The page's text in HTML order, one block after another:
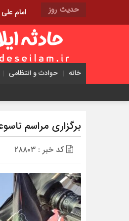
حدیث روز امام علی (ع) می
خانه حوادث و انتظامی
برگزاری مراسم
کد خبر : ۲۸۸۰۳